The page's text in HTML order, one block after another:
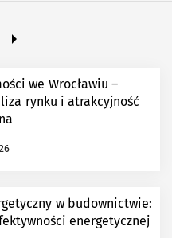
we Wrocławiu –
rynku i atrakcyjność
w budownictwie:
energetycznej